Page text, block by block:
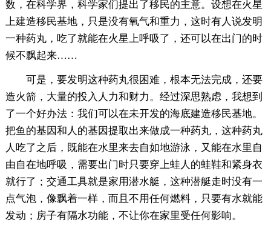
数，在科学界，科学家们提出了移民的主意。设想在火星
上建造移民基地，只是没有氧气和重力，这时有人说发明
一种药丸，吃了就能在火星上呼吸了，还可以在出门的时
候不飘起来……
可是，要发明这种药丸很困难，根本无法完成，还要
造火箭，大量的投入人力和财力。经过深思熟虑，我想到
了一个好办法：我们可以在未开发的海底建造移民基地。
把鱼的基因和人的基因提取出来做成一种药丸，这种药丸
人吃了之后，既能在水里来去自如地游泳，又能在水里自
由自在地呼吸，需要出门时只要穿上蛙人的蛙鞋和紧身衣
就行了；交通工具就是家用潜水艇，这种潜艇走时没有一
点气泡，像飘着一样，而且不用任何燃料，只要有水就能
发动；房子有隔水功能，不让你在家里受任何影响。